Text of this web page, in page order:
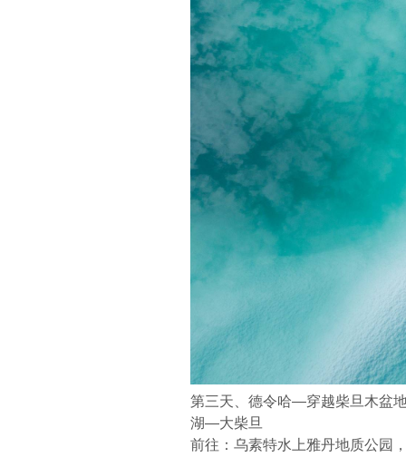
第三天、德令哈—穿越柴旦木
湖—大柴旦
前往：乌素特水上雅丹地质公园